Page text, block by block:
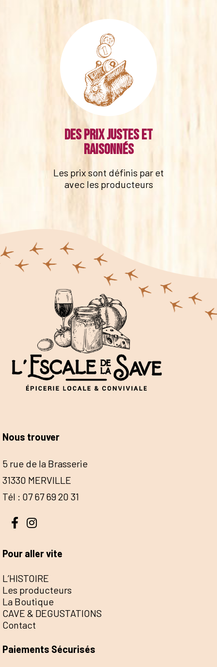
Des prix justes et
raisonnés
Les prix sont définis par et
avec les producteurs
Nous trouver
5 rue de la Brasserie
31330 MERVILLE
Tél : 07 67 69 20 31
Pour aller vite
L’HISTOIRE
Les producteurs
La Boutique
CAVE & DEGUSTATIONS
Contact
Paiements Sécurisés